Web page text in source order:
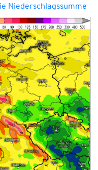
Niederschlagssumme